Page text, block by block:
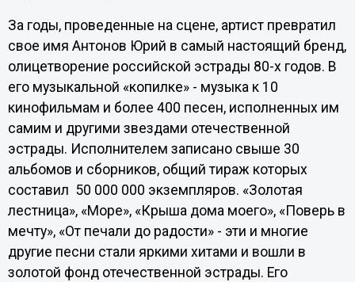
За годы, проведенные на сцене, артист превратил
свое имя Антонов Юрий в самый настоящий бренд,
олицетворение российской эстрады 80-х годов. В
его музыкальной «копилке» - музыка к 10
кинофильмам и более 400 песен, исполненных им
самим и другими звездами отечественной
эстрады. Исполнителем записано свыше 30
альбомов и сборников, общий тираж которых
составил 50 000 000 экземпляров. «Золотая
лестница», «Море», «Крыша дома моего», «Поверь в
мечту», «От печали до радости» - эти и многие
другие песни стали яркими хитами и вошли в
золотой фонд отечественной эстрады. Его